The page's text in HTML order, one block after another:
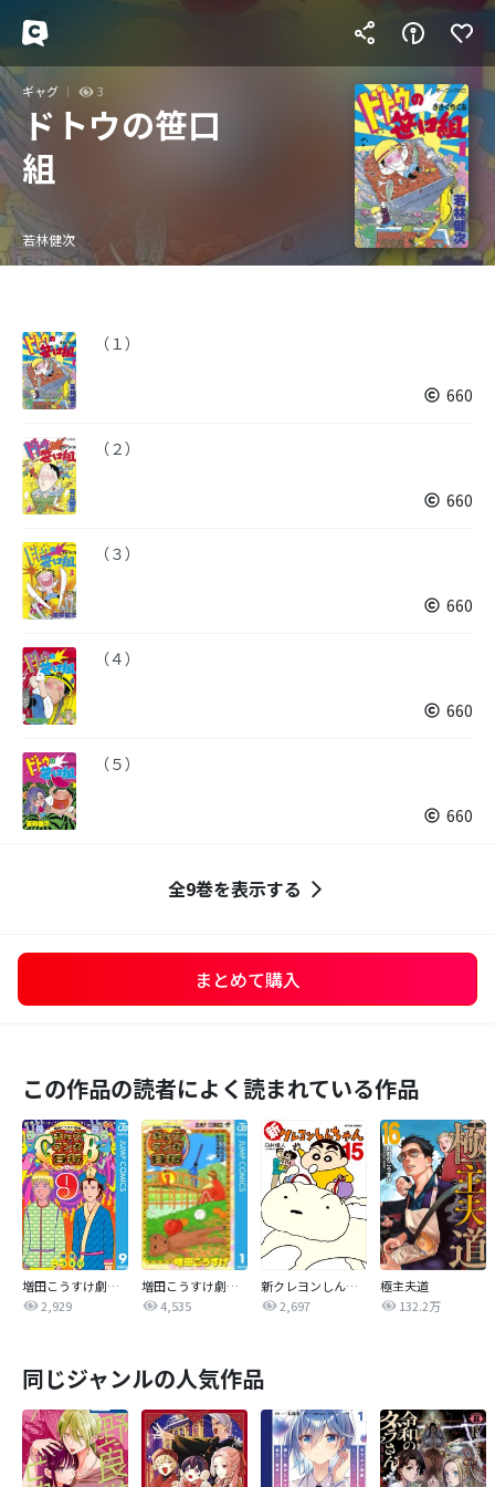
ギャグ 3
ドトウの笹口
組
若林健次
（１）
660
（２）
660
（３）
660
（４）
660
（５）
660
全9巻を表示する
まとめて購入
この作品の読者によく読まれている作品
増田こうすけ劇場 ギャグマンガ日和GB
2,929
増田こうすけ劇場 ギャグマンガ日和
4,535
新クレヨンしんちゃん
2,697
極主夫道
132.2万
同じジャンルの人気作品